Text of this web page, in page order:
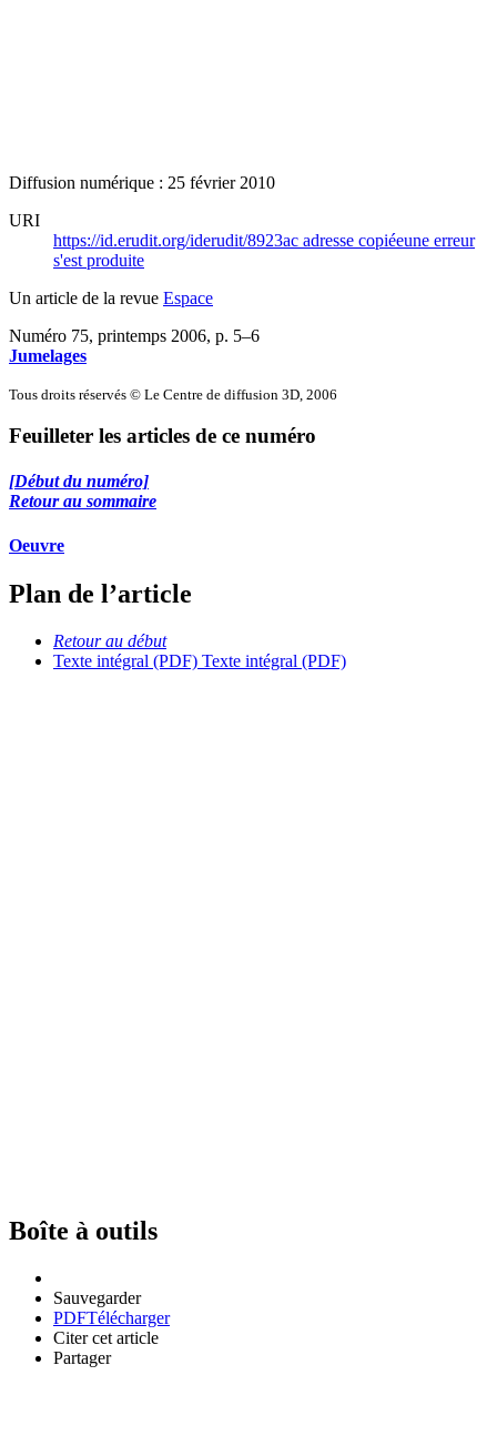
Diffusion numérique : 25 février 2010
URI
https://id.erudit.org/iderudit/8923ac adresse copiéeune erreur
s'est produite
Un article de la revue Espace
Numéro 75, printemps 2006, p. 5–6
Jumelages
Tous droits réservés © Le Centre de diffusion 3D, 2006
Feuilleter les articles de ce numéro
[Début du numéro]
Retour au sommaire
Oeuvre
Plan de l’article
Retour au début
Texte intégral (PDF) Texte intégral (PDF)
Boîte à outils
Sauvegarder
PDFTélécharger
Citer cet article
Partager